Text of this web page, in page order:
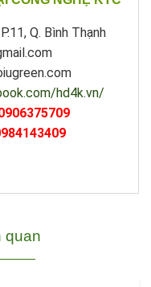
Q. Bình Thạnh
hd4k.vn/
quan